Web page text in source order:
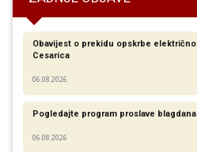
Obavijest o prekidu opskrbe
Cesarica
06.08.2026
Pogledajte program proslave blagdana
06.08.2026